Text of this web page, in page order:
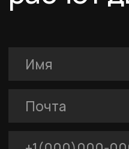
Схемы дымоходов
Договор-оферта